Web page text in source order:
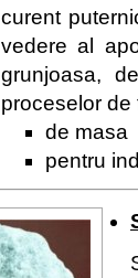
curent
vedere al
grunjoasa,
proceselor de
de masa
pentru